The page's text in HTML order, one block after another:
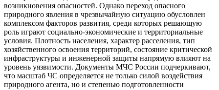
возникновения опасностей. Однако переход опасного
природного явления в чрезвычайную ситуацию обусловлен
комплексом факторов развития, среди которых решающую
роль играют социально-экономические и территориальные
условия. Плотность населения, характер расселения, тип
хозяйственного освоения территорий, состояние критической
инфраструктуры и инженерной защиты напрямую влияют на
уровень уязвимости. Документы МЧС России подчеркивают,
что масштаб ЧС определяется не только силой воздействия
природного агента, но и степенью подготовленности